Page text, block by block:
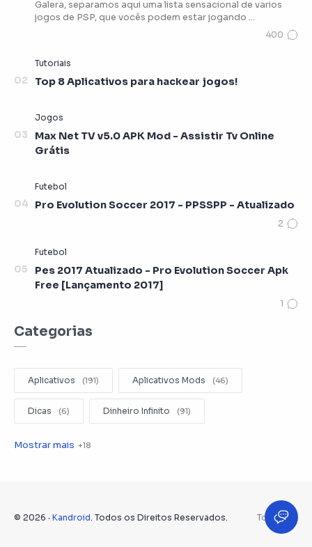
Galera, separamos aqui uma lista sensacional de varios
jogos de PSP, que vocês podem estar jogando …
Top 8 Aplicativos para hackear jogos!
Max Net TV v5.0 APK Mod - Assistir Tv Online
Grátis
Pro Evolution Soccer 2017 - PPSSPP - Atualizado
Pes 2017 Atualizado - Pro Evolution Soccer Apk
Free [Lançamento 2017]
Categorias
Aplicativos Aplicativos Mods
Dicas Dinheiro Infinito
Editar Videos
© 2026 ‧ Kandroid . Todos os Direitos Reservados.